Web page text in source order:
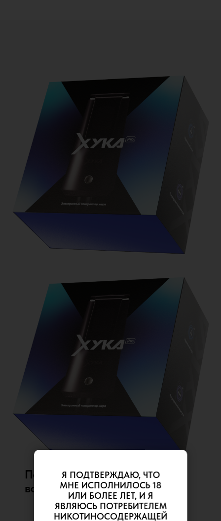
Я ПОДТВЕРЖДАЮ, ЧТО
МНЕ ИСПОЛНИЛОСЬ 18
ИЛИ БОЛЕЕ ЛЕТ, И Я
ЯВЛЯЮСЬ ПОТРЕБИТЕЛЕМ
НИКОТИНОСОДЕРЖАЩЕЙ
Полный комплект
всё, что нужно: